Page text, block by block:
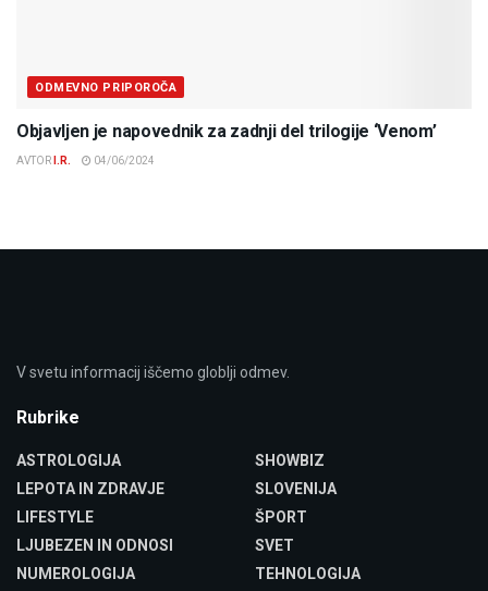
ODMEVNO PRIPOROČA
Objavljen je napovednik za zadnji del trilogije ‘Venom’
AVTOR I.R. 04/06/2024
V svetu informacij iščemo globlji odmev.
Rubrike
ASTROLOGIJA
LEPOTA IN ZDRAVJE
LIFESTYLE
LJUBEZEN IN ODNOSI
NUMEROLOGIJA
SHOWBIZ
SLOVENIJA
ŠPORT
SVET
TEHNOLOGIJA